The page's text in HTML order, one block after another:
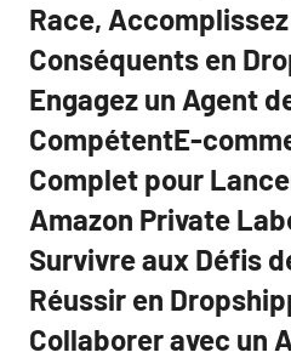
Race,
Conséquents en
Engagez un Agent
CompétentE-
Complet pour
Amazon Private
Survivre aux Défis
Réussir en
Collaborer avec un